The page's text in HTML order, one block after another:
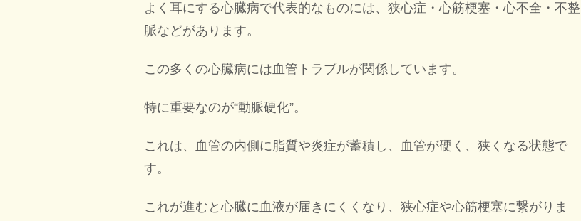
よく耳にする心臓病で代表的なものには、狭心症・心筋梗塞・心不全・不整
脈などがあります。
この多くの心臓病には血管トラブルが関係しています。
特に重要なのが“動脈硬化”。
これは、血管の内側に脂質や炎症が蓄積し、血管が硬く、狭くなる状態で
す。
これが進むと心臓に血液が届きにくくなり、狭心症や心筋梗塞に繋がりま